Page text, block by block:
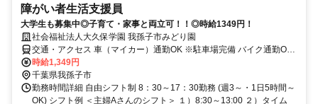
障がい者生活支援員
大学生も募集中◎子育て・家事と両立可！！◎時給1349円！
社会福祉法人大久保学園 我孫子市みどり園
交通・アクセス 車（マイカー）通勤OK ※駐車場完備 バイク通勤OK
自転車通勤OK
時給1,349円
千葉県我孫子市
勤務時間詳細 自由シフト制 8：30～17：30勤務 (週3～・1日5時間～
OK) シフト例 ＜主婦Aさんのシフト＞ １）8:30～13:00 ２）タイム